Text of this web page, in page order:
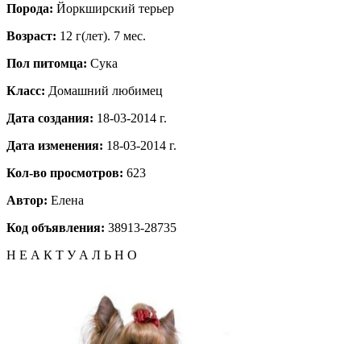
Порода: Йоркширский терьер
Возраст: 12 г(лет). 7 мес.
Пол питомца: Сука
Класс: Домашний любимец
Дата создания: 18-03-2014 г.
Дата изменения: 18-03-2014 г.
Кол-во просмотров: 623
Автор: Елена
Код объявления: 38913-28735
Н Е А К Т У А Л Ь Н О